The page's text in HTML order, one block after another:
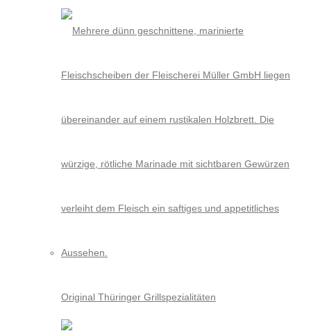
Original Thüringer Grillspezialitäten